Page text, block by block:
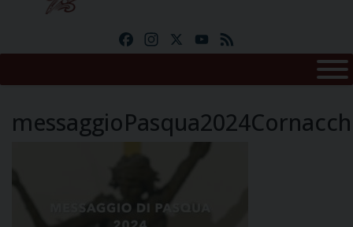
FacebookInstagramYouTube